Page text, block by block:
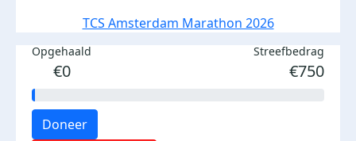
TCS Amsterdam Marathon 2026
Opgehaald
€0
Streefbedrag
€750
Doneer